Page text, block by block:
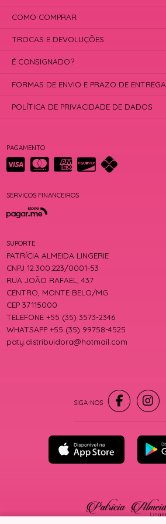
PAGAMENTO
SERVIÇOS FINANCEIROS
SUPORTE
PATRÍCIA ALMEIDA LINGERIE
CNPJ 12.300.223/0001-53
RUA JOÃO RAFAEL, 437
CENTRO, MONTE BELO/MG
CEP 37115000
TELEFONE +55 (35) 3573-2346
WHATSAPP +55 (35) 99758-4525
paty.distribuidora@hotmail.com
COMO COMPRAR
TROCAS E DEVOLUÇÕES
É CONSIGNADO?
FORMAS DE ENVIO E PRAZO DE ENTREGA
POLÍTICA DE PRIVACIDADE DE DADOS